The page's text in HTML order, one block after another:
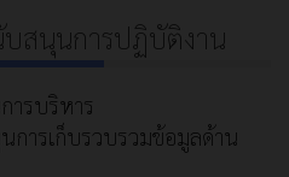
สนุนการปฏิบัติงาน
ารบริหาร
ารเก็บรวบรวมข้อมูลด้าน